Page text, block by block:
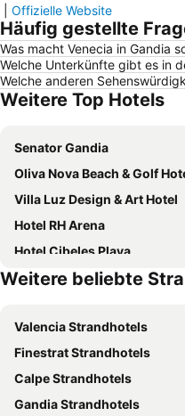
Offizielle Website
Häufig gestellte
Was macht Venecia in Gandia
Welche Unterkünfte gibt es in
Welche anderen
Weitere Top Hotels
Senator Gandia
Oliva Nova Beach & Golf
Villa Luz Design & Art Hotel
Hotel RH Arena
Hotel Cibeles Playa
Hotel San Luis
Tu&Me Resort - Adults Only
Hotel Los Robles
Hotel Azahar
Hotel Indigo Gandia - Beach By Ihg
Weitere beliebte
Valencia Strandhotels
Finestrat Strandhotels
Calpe Strandhotels
Gandia Strandhotels